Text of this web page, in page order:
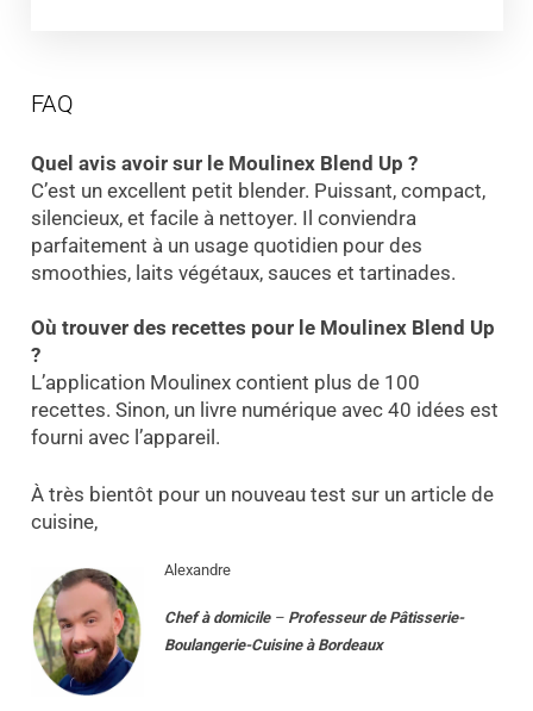
FAQ
Quel avis avoir sur le Moulinex Blend Up ?
C’est un excellent petit blender. Puissant, compact,
silencieux, et facile à nettoyer. Il conviendra
parfaitement à un usage quotidien pour des
smoothies, laits végétaux, sauces et tartinades.
Où trouver des recettes pour le Moulinex Blend Up
?
L’application Moulinex contient plus de 100
recettes. Sinon, un livre numérique avec 40 idées est
fourni avec l’appareil.
À très bientôt pour un nouveau test sur un article de
cuisine,
Alexandre
Chef à domicile– Professeur de Pâtisserie-
Boulangerie-Cuisine à Bordeaux